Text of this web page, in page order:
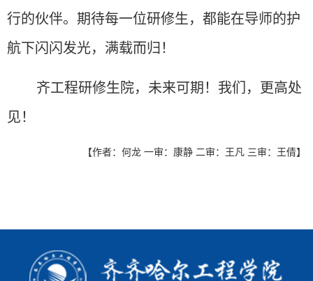
行的伙伴。 期待每一位研修生，都能在导师的护
航下闪闪发光，满载而归！
齐工程研修生院，未来可期！ 我们，更高处
见！
【作者：何龙 一审：康静 二审：王凡 三审：王倩】